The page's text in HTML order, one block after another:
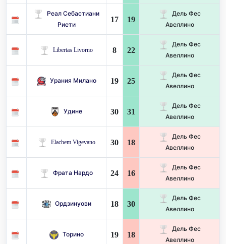
Реал Себастиани
Риети
17 19
Дель Фес
Авеллино
Libertas Livorno 8 22
Дель Фес
Авеллино
Урания Милано 19 25
Дель Фес
Авеллино
Удине 30 31
Дель Фес
Авеллино
Elachem Vigevano 30 18
Дель Фес
Авеллино
Фрата Нардо 24 16
Дель Фес
Авеллино
Ордзинуови 18 30
Дель Фес
Авеллино
Торино 19 18
Дель Фес
Авеллино